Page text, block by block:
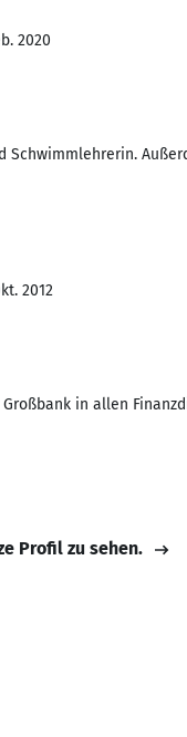
2020
Schwimmlehrerin.
2012
in allen
Profil zu sehen.